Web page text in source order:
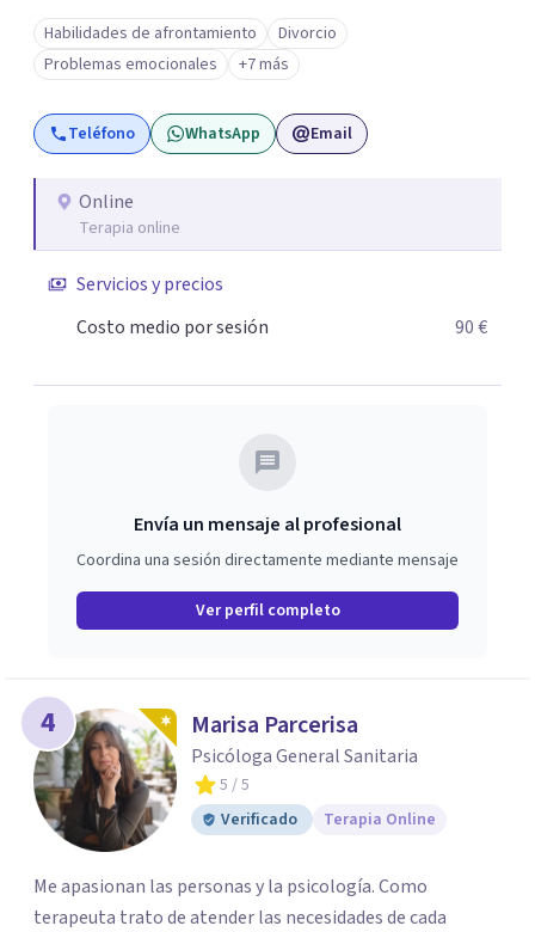
Focalizada en las Emociones (TFE) en España, además de
supervisora y terapeuta certificada. La TFE ha
demostrado una mejora significativa en las relaciones,
con un 70-75% de éxito y felicidad duradera. Este enfoque
también transforma la vida en terapia individual,
emocional. Desde que me gradué en Psicología en 2002,
siempre he estado en constante aprendizaje y
Máster en Terapia Cognitivo-Conductual y otro en
Psicodrama, profundizando en la mente humana y las
ofrecerte un espacio de confianza donde podamos
relaciones. Estoy aquí para acompañarte en ese proceso.
Habilidades de afrontamiento
Divorcio
Problemas emocionales
+7 más
Teléfono WhatsApp Email
Online
Terapia online
Servicios y precios
Costo medio por sesión
90 €
Envía un mensaje al profesional
Coordina una sesión directamente mediante mensaje
Ver perfil completo
4 Marisa Parcerisa
Psicóloga General Sanitaria
5 / 5
Verificado
Terapia Online
Me apasionan las personas y la psicología. Como
terapeuta trato de atender las necesidades de cada